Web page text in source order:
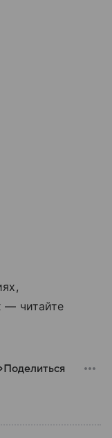
— читайте
Поделиться